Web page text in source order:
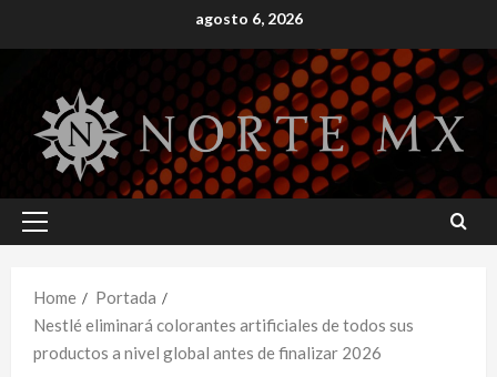
to
agosto 6, 2026
Primary
Home
Portada
Nestlé eliminará colorantes artificiales de todos sus
productos a nivel global antes de finalizar 2026